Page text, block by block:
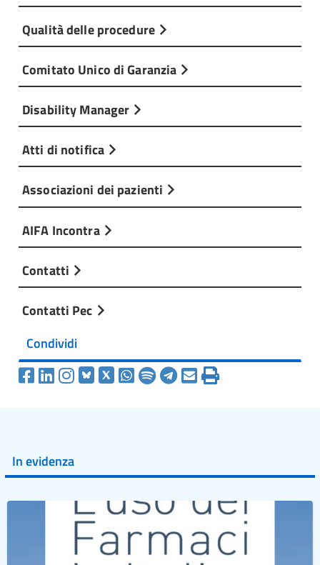
Qualità delle procedure
Comitato Unico di Garanzia
Disability Manager
Atti di notifica
Associazioni dei pazienti
AIFA Incontra
Contatti
Contatti Pec
Condividi
In evidenza